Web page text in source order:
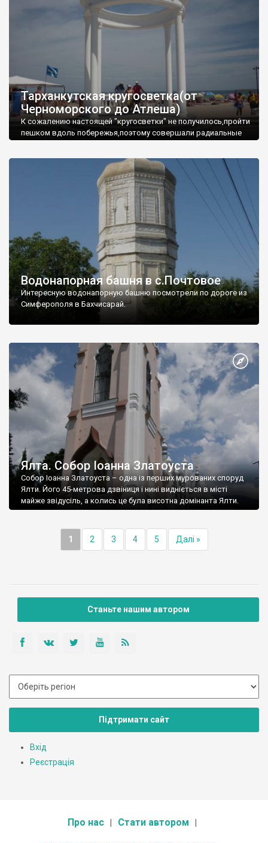
Тарханкутская кругосветка(от
Черноморского до Атлеша)
К сожалению настоящей "кругосветки" не получилось,пройти
пешком вдоль побережья,поэтому совершали радиальные
Водонапорная башня в с.Почтовое
Интересную водонапорную башню посмотрели по дороге из
Симферополя в Бахчисарай.
Ялта. Собор Іоанна Златоуста
Собор Іоанна Златоуста – одна із перших мурованих споруд
Ялти. Його 45-метрова дзвіниця і нині видніється в місті
майже звідусіль, а колись це була висотна домінанта Ялти.
1 2 3 4 5 Далі »
Станьте нашим автором
Підтримати сайт
Вхід
Реєстрація
Про нас Стати автором